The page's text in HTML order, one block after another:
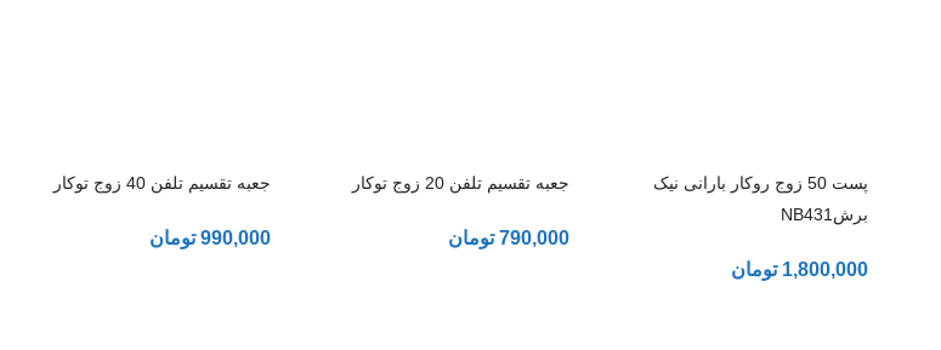
پست 50 زوج روکار بارانی نیک
برشNB431
1,800,000 تومان
جعبه تقسیم تلفن 20 زوج توکار
790,000 تومان
جعبه تقسیم تلفن 40 زوج توکار
990,000 تومان